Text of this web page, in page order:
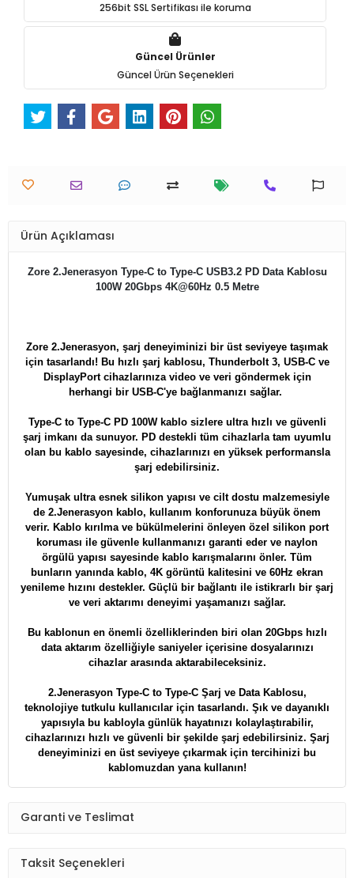
256bit SSL Sertifikası ile koruma
Güncel Ürünler
Güncel Ürün Seçenekleri
Ürün Açıklaması
Zore 2.Jenerasyon Type-C to Type-C USB3.2 PD Data Kablosu
100W 20Gbps 4K@60Hz 0.5 Metre
Zore 2.Jenerasyon, şarj deneyiminizi bir üst seviyeye taşımak
için tasarlandı! Bu hızlı şarj kablosu, Thunderbolt 3, USB-C ve
DisplayPort cihazlarınıza video ve veri göndermek için
herhangi bir USB-C'ye bağlanmanızı sağlar.
Type-C to Type-C PD 100W kablo sizlere ultra hızlı ve güvenli
şarj imkanı da sunuyor. PD destekli tüm cihazlarla tam uyumlu
olan bu kablo sayesinde, cihazlarınızı en yüksek performansla
şarj edebilirsiniz.
Yumuşak ultra esnek silikon yapısı ve cilt dostu malzemesiyle
de 2.Jenerasyon kablo, kullanım konforunuza büyük önem
verir. Kablo kırılma ve bükülmelerini önleyen özel silikon port
koruması ile güvenle kullanmanızı garanti eder ve naylon
örgülü yapısı sayesinde kablo karışmalarını önler. Tüm
bunların yanında kablo, 4K görüntü kalitesini ve 60Hz ekran
yenileme hızını destekler. Güçlü bir bağlantı ile istikrarlı bir şarj
ve veri aktarımı deneyimi yaşamanızı sağlar.
Bu kablonun en önemli özelliklerinden biri olan 20Gbps hızlı
data aktarım özelliğiyle saniyeler içerisine dosyalarınızı
cihazlar arasında aktarabileceksiniz.
2.JenerasyonType-C to Type-C Şarj ve Data Kablosu,
teknolojiye tutkulu kullanıcılar için tasarlandı. Şık ve dayanıklı
yapısıyla bu kabloyla günlük hayatınızı kolaylaştırabilir,
cihazlarınızı hızlı ve güvenli bir şekilde şarj edebilirsiniz. Şarj
deneyiminizi en üst seviyeye çıkarmak için tercihinizi bu
kablomuzdan yana kullanın!
Garanti ve Teslimat
Taksit Seçenekleri